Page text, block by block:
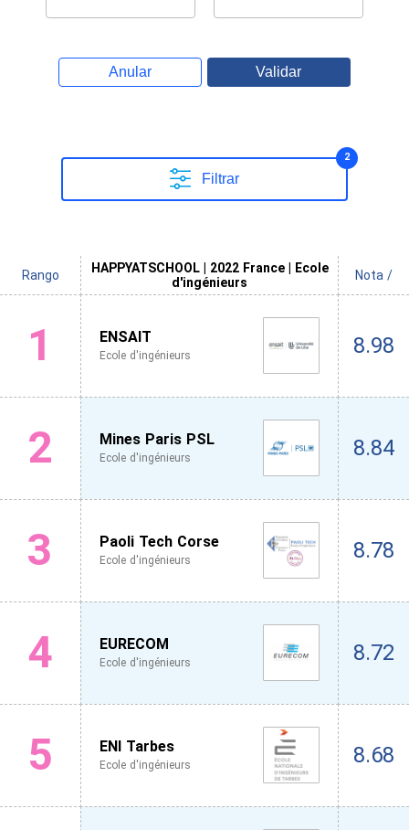
Anular Validar
Filtrar
2
Rango
HAPPYATSCHOOL | 2022 France | Ecole
d'ingénieurs
Nota /
1 ENSAIT
Ecole d'ingénieurs 8.98
2 Mines Paris PSL
Ecole d'ingénieurs 8.84
3 Paoli Tech Corse
Ecole d'ingénieurs 8.78
4 EURECOM
Ecole d'ingénieurs 8.72
5 ENI Tarbes
Ecole d'ingénieurs 8.68